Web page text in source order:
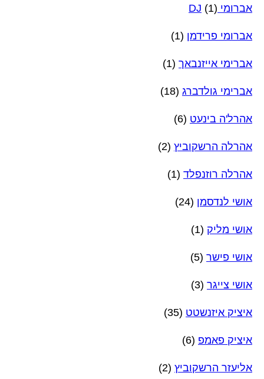
אברומי DJ (1)
אברומי פרידמן (1)
אברימי אייזנבאך (1)
אברימי גולדברג (18)
אהרל'ה בינעט (6)
אהרלה הרשקוביץ (2)
אהרלה רוזנפלד (1)
אושי לנדסמן (24)
אושי מליק (1)
אושי פישר (5)
אושי צייגר (3)
איציק איזנשטט (35)
איציק פאמפ (6)
אליעזר הרשקוביץ (2)